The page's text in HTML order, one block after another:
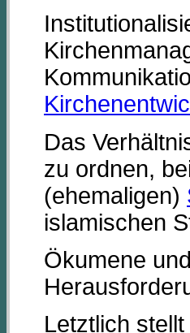
Das
zu ordnen,
(ehemaligen)
islamischen
Ökumene
Letztlich